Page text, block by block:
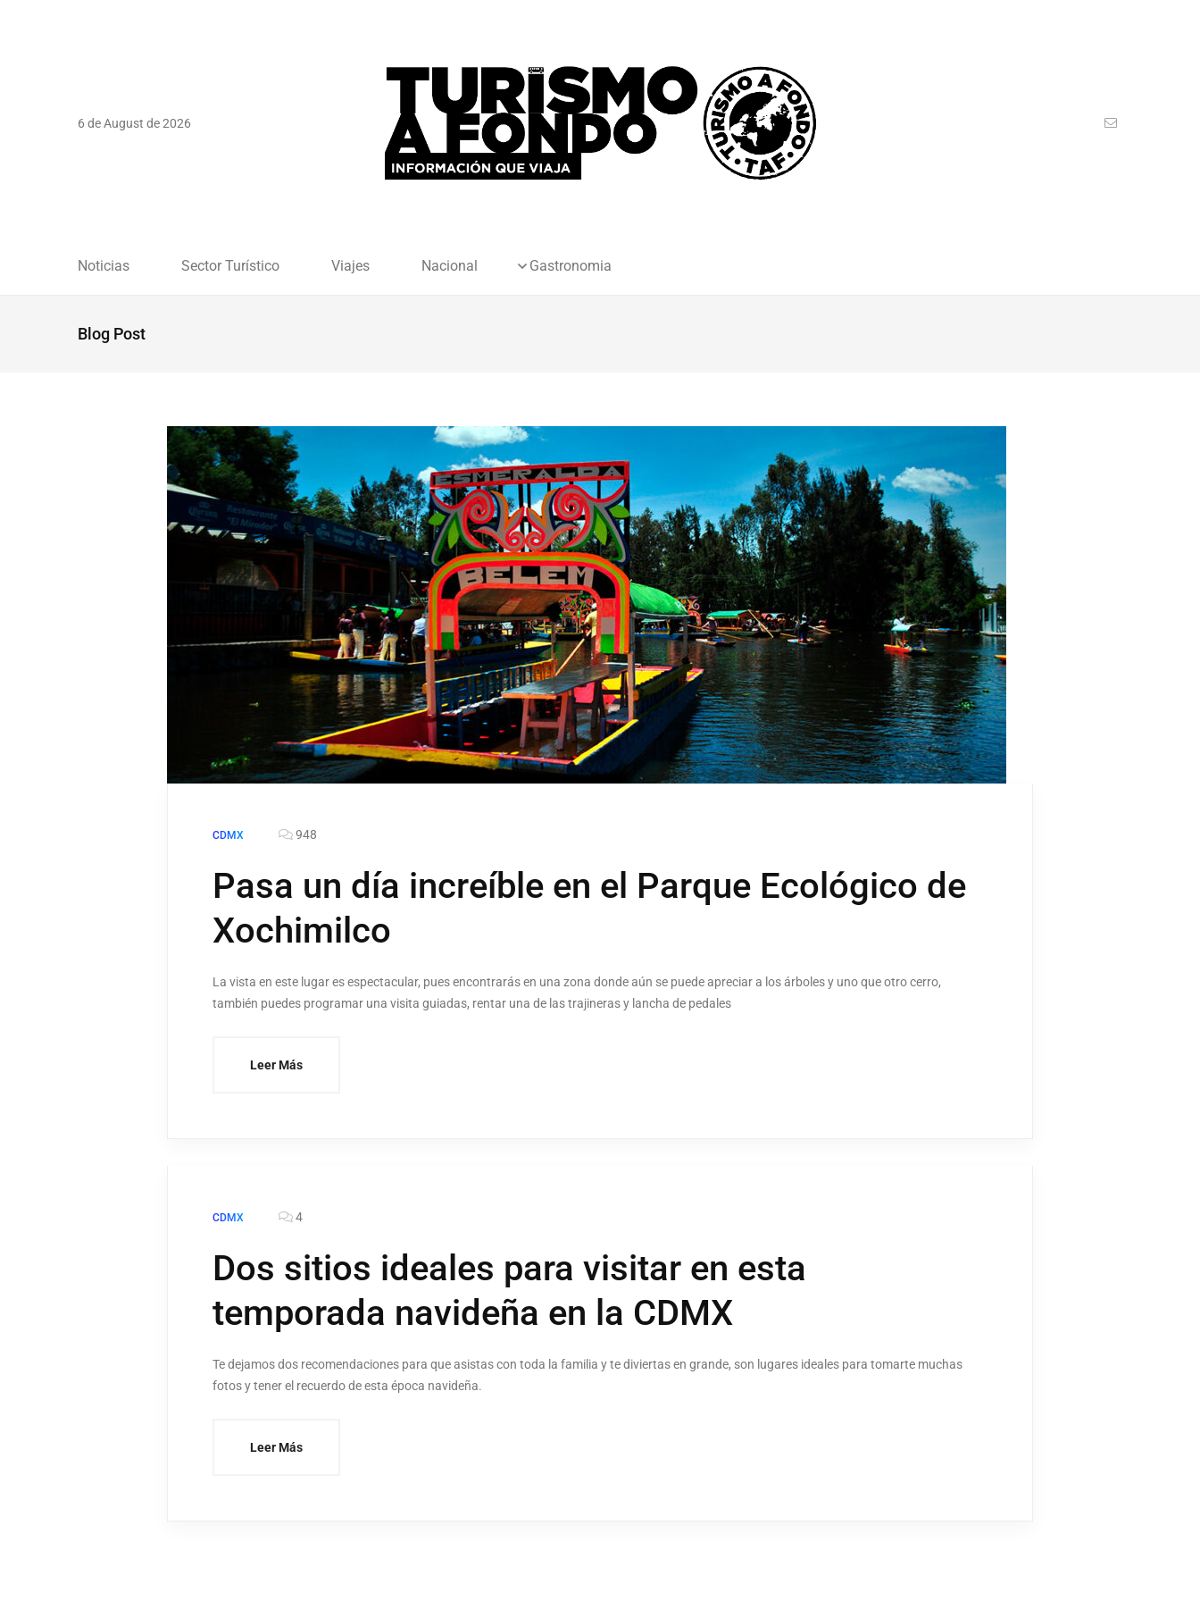
6 de August de 2026
Noticias Sector Turístico Viajes Nacional Gastronomia
Blog Post
CDMX 948
Pasa un día increíble en el Parque Ecológico de
Xochimilco
La vista en este lugar es espectacular, pues encontrarás en una zona donde aún se puede apreciar a los árboles y uno que otro cerro,
también puedes programar una visita guiadas, rentar una de las trajineras y lancha de pedales
Leer Más
CDMX 4
Dos sitios ideales para visitar en esta
temporada navideña en la CDMX
Te dejamos dos recomendaciones para que asistas con toda la familia y te diviertas en grande, son lugares ideales para tomarte muchas
fotos y tener el recuerdo de esta época navideña.
Leer Más